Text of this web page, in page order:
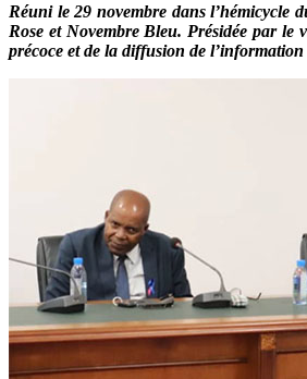
Réuni le 29 novembre dans l’hémicycle
Rose et Novembre Bleu. Présidée par le
précoce et de la diffusion de